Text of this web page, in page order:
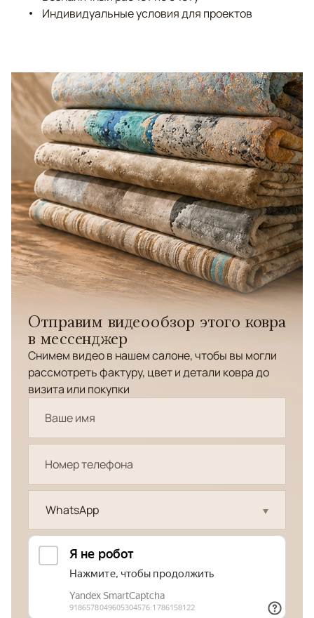
Индивидуальные условия для проектов
Отправим видеообзор этого ковра
в мессенджер
Снимем видео в нашем салоне, чтобы вы могли
рассмотреть фактуру, цвет и детали ковра до
визита или покупки
WhatsApp